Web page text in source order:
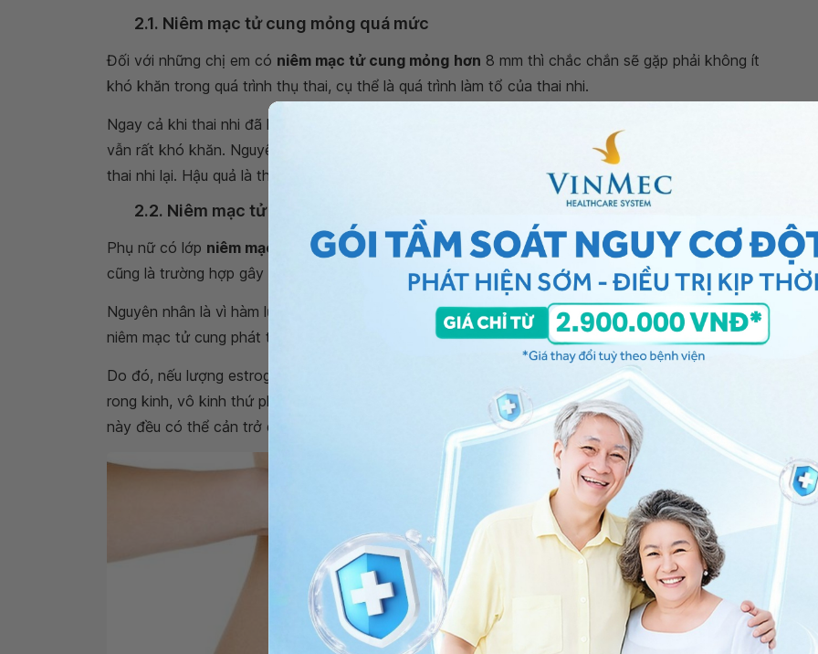
2.1. Niêm mạc tử cung mỏng quá mức
Đối với những chị em có niêm mạc tử cung mỏng hơn 8 mm thì chắc chắn sẽ gặp phải không ít
khó khăn trong quá trình thụ thai, cụ thể là quá trình làm tổ của thai nhi.
Ngay cả khi thai nhi đã làm tổ thì khả năng giữ lại thai trong tử cung trong suốt quá trình mang thai
vẫn rất khó khăn. Nguyên nhân là vì lớp niêm mạc tử cung mỏng quá mức, không đủ khả năng giữ
thai nhi lại. Hậu quả là thai nhi dễ bị bong ra, nguy cơ dẫn đến tình trạng sảy thai hoặc thai chết lưu.
2.2. Niêm mạc tử cung quá dày quá mức
Phụ nữ có lớp niêm mạc tử cung dày hơn
20mm thì được xem là niêm mạc tử cung quá dày. Đây
cũng là trường hợp gây bất lợi cho quá trình thụ thai.
Nguyên nhân là vì hàm lượng estrogen sản xuất quá mức trong cơ thể của phụ nữ, kích thích lớp
niêm mạc tử cung phát triển dày lên, cản trở quá trình làm tổ của thai nhi.
Do đó, nếu lượng estrogen này bị đẩy lên quá cao, chị em sẽ phải đối mặt với những hiện tượng
rong kinh, vô kinh thứ phát, buồng trứng đa nang, rối loạn phóng noãn... Tất cả những hiện tượng
này đều có thể cản trở quá trình thụ thai.